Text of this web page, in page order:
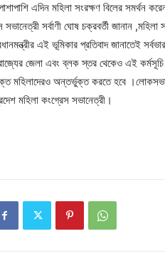
পাশাপাশি এদিন মহিলা সংরক্ষণ বিলের
সভানেত্রী সর্বাণী ঘোষ চক্রবর্তী জানান
এই ভূমিকার প্রতিবাদ জানাতেই
জেলা এবং ব্লক স্তর থেকেও এই
মহিলাদেরও অন্তর্ভুক্ত করতে হবে
মহিলা কংগ্রেস সভানেত্রী।